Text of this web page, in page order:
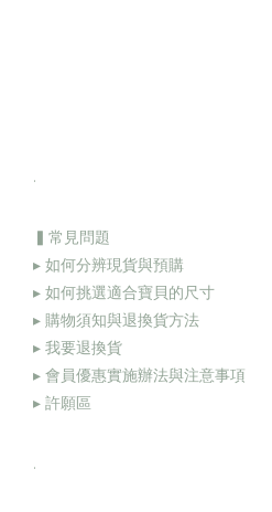
.
▍常見問題
▸ 如何分辨現貨與預購
▸ 如何挑選適合寶貝的尺寸
▸ 購物須知與退換貨方法
▸ 我要退換貨
▸ 會員優惠實施辦法與注意事項
▸ 許願區
.